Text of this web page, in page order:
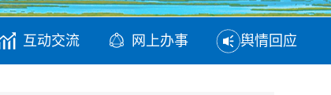
互动交流 网上办事 舆情回应